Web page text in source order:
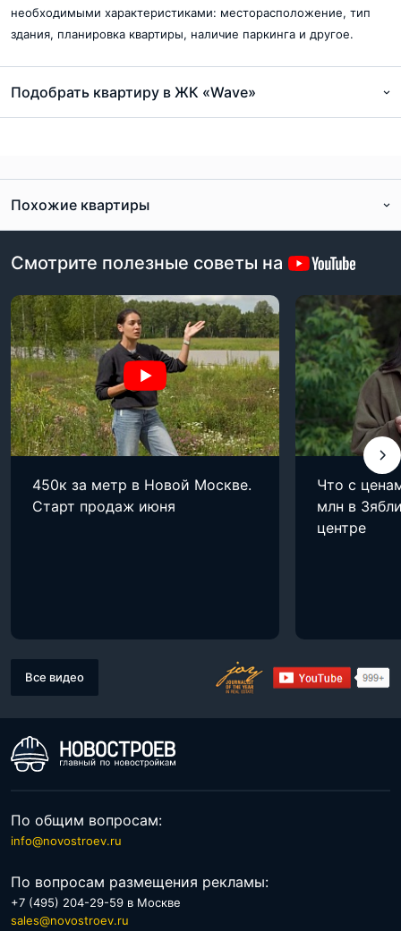
необходимыми характеристиками: месторасположение, тип
здания, планировка квартиры, наличие паркинга и другое.
Подобрать квартиру в ЖК «Wave»
Похожие квартиры
Смотрите полезные советы на
450к за метр в Новой Москве.
Старт продаж июня
Что с
млн в
центре
Все видео
По общим вопросам:
info@novostroev.ru
По вопросам размещения рекламы:
+7 (495) 204-29-59 в Москве
sales@novostroev.ru